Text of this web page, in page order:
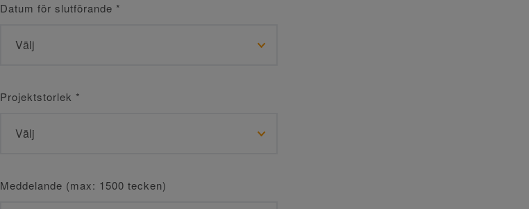
Datum för slutförande *
Projektstorlek *
Meddelande (max: 1500 tecken)